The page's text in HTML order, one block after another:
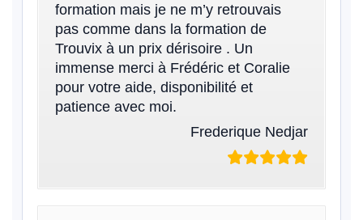
formation mais je ne m’y retrouvais
pas comme dans la formation de
Trouvix à un prix dérisoire . Un
immense merci à Frédéric et Coralie
pour votre aide, disponibilité et
patience avec moi.
Frederique Nedjar